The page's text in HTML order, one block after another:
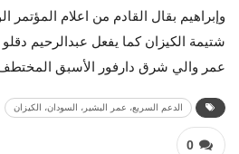
وإبراهيم بقال القادم من اعلام
شتيمة الكيزان كما يفعل عبدالرحيم
عمر والي شرق دارفور الأسبق
الدعم السريع، عمر البشير، السودان، الكيزان
0